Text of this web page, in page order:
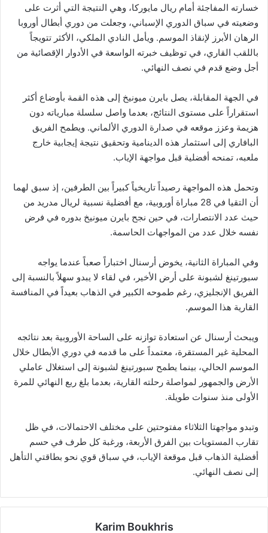
خسارته المفاجئة أمام ريال مايوركا، وهي النتيجة التي أثرت على
وضعيته في سباق الدوري الإسباني، وجعلت من دوري أبطال أوروبا
الرهان الأبرز لإنقاذ الموسم. ويأمل النادي الملكي، الأكثر تتويجاً
باللقب القاري، في توظيف خبرته الواسعة في الأدوار الإقصائية من
أجل وضع قدم في نصف النهائي.
في الجهة المقابلة، يصل بايرن ميونيخ إلى هذه القمة بأوضاع أكثر
استقراراً على مستوى النتائج، بعدما واصل سلسلة مبارياته دون
هزيمة وعزز موقعه في صدارة الدوري الألماني. ويطمح الفريق
البافاري إلى استثمار هذه الدينامية وتحقيق نتيجة إيجابية خارج
ملعبه، تمنحه أفضلية قبل مواجهة الإياب.
وتحمل هذه المواجهة رصيداً تاريخياً كبيراً بين الطرفين، إذ سبق لهما
أن التقيا في 28 مباراة أوروبية، مع أفضلية نسبية لريال مدريد من
حيث عدد الانتصارات، في حين نجح بايرن ميونيخ بدوره في فرض
نفسه خلال عدد من المواجهات الحاسمة.
وفي المباراة الثانية، يخوض أرسنال اختباراً صعباً عندما يواجه
سبورتينغ لشبونة على أرض الأخير، في لقاء لا يبدو سهلاً بالنسبة إلى
الفريق الإنجليزي، رغم طموحه الكبير في الذهاب بعيداً في المنافسة
القارية هذا الموسم.
ويبحث أرسنال عن استعادة توازنه على الساحة الأوروبية بعد نتائجه
المحلية غير المستقرة، معتمداً على ما قدمه في دوري الأبطال خلال
الموسم الحالي، بينما يطمح سبورتينغ لشبونة إلى استغلال عاملي
الأرض والجمهور لمواصلة رحلته القارية، بعدما بلغ ربع النهائي للمرة
الأولى منذ سنوات طويلة.
وتبدو مواجهتا الثلاثاء مفتوحتين على مختلف الاحتمالات، في ظل
تقارب المستويات بين الفرق الأربعة، ورغبة كل طرف في حسم
أفضلية الذهاب قبل موقعة الإياب، في سباق قوي نحو بطاقتي التأهل
إلى نصف النهائي.
Karim Boukhris